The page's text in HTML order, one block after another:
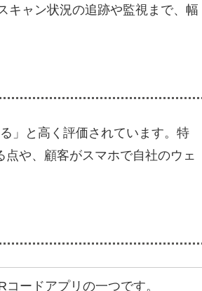
キャン状況の追跡や監視まで、幅
」と高く評価されています。特
や、顧客がスマホで自社のウェ
ードアプリの一つです。